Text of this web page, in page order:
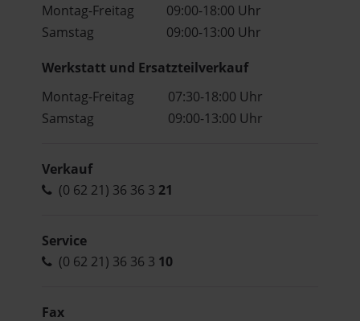
Montag-Freitag
09:00-18:00 Uhr
Samstag
09:00-13:00 Uhr
Werkstatt und Ersatzteilverkauf
Montag-Freitag
07:30-18:00 Uhr
Samstag
09:00-13:00 Uhr
Verkauf
(0 62 21) 36 36 3 21
Service
(0 62 21) 36 36 3 10
Fax